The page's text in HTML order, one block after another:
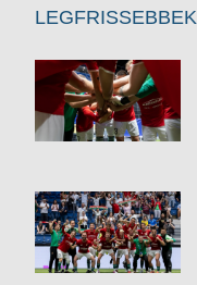
LEGFRISSEBBEK